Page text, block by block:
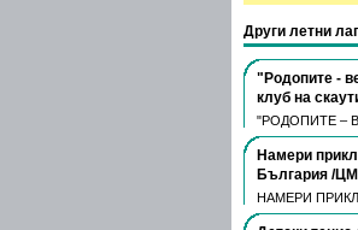
Други летни
"Родопите -
клуб на
"РОДОПИТЕ –
Намери
България /
НАМЕРИ